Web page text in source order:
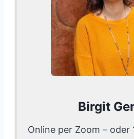
Birgit
Online per Zoom – oder